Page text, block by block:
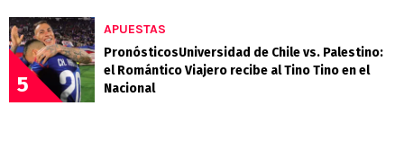
5
APUESTAS
PronósticosUniversidad de Chile vs. Palestino:
el Romántico Viajero recibe al Tino Tino en el
Nacional